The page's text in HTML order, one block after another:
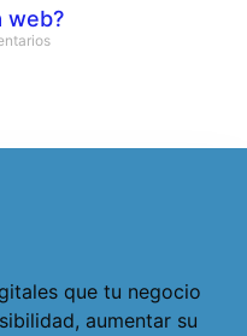
web?
que tu negocio
aumentar su